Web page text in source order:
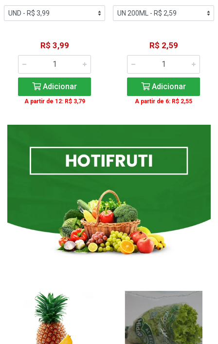
R$ 3,99
Adicionar
A partir de 12: R$ 3,79
R$ 2,59
Adicionar
A partir de 6: R$ 2,55